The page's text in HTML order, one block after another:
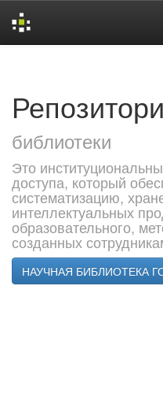
библиотеки
Это
доступа, который
систематизацию,
интеллектуальных
образовательного,
созданных
НАУЧНАЯ БИБЛИОТЕКА